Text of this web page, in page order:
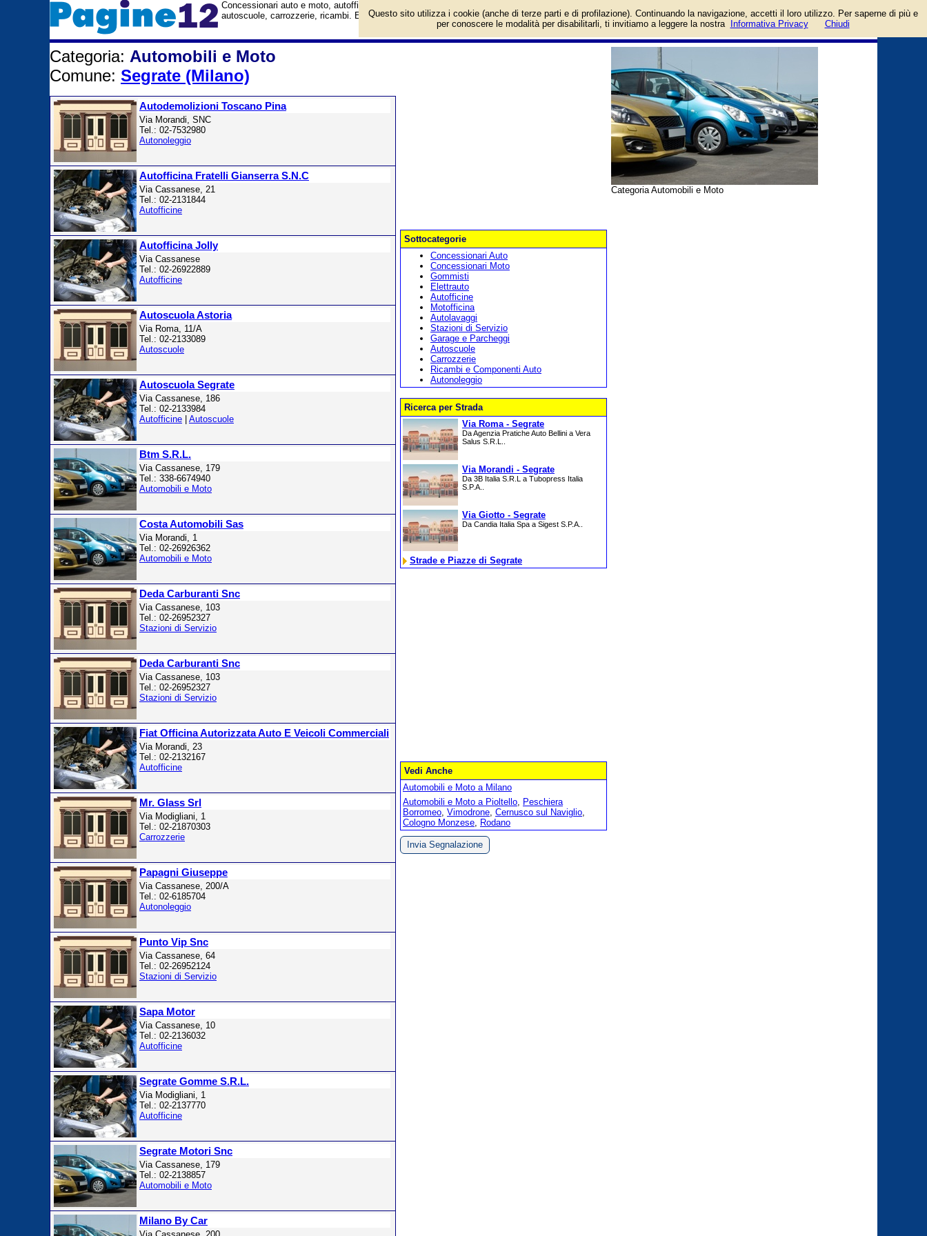
guida
Concessionari auto e moto, autofficine, gommisti, elettrauto, autolavaggi, stazioni di servizio, garage e parcheggi,
autoscuole, carrozzerie, ricambi. Elenco per il Comune di Segrate (Milano).
Categoria: Automobili e Moto
Comune: Segrate (Milano)
Autodemolizioni Toscano Pina
Via Morandi, SNC
Tel.: 02-7532980
Autonoleggio
Autofficina Fratelli Gianserra S.N.C
Via Cassanese, 21
Tel.: 02-2131844
Autofficine
Autofficina Jolly
Via Cassanese
Tel.: 02-26922889
Autofficine
Autoscuola Astoria
Via Roma, 11/A
Tel.: 02-2133089
Autoscuole
Autoscuola Segrate
Via Cassanese, 186
Tel.: 02-2133984
Autofficine
Autoscuole
Btm S.R.L.
Via Cassanese, 179
Tel.: 338-6674940
Automobili e Moto
Costa Automobili Sas
Via Morandi, 1
Tel.: 02-26926362
Automobili e Moto
Deda Carburanti Snc
Via Cassanese, 103
Tel.: 02-26952327
Stazioni di Servizio
Deda Carburanti Snc
Via Cassanese, 103
Tel.: 02-26952327
Stazioni di Servizio
Fiat Officina Autorizzata Auto E Veicoli Commerciali
Via Morandi, 23
Tel.: 02-2132167
Autofficine
Mr. Glass Srl
Via Modigliani, 1
Tel.: 02-21870303
Carrozzerie
Papagni Giuseppe
Via Cassanese, 200/A
Tel.: 02-6185704
Autonoleggio
Punto Vip Snc
Via Cassanese, 64
Tel.: 02-26952124
Stazioni di Servizio
Sapa Motor
Via Cassanese, 10
Tel.: 02-2136032
Autofficine
Segrate Gomme S.R.L.
Via Modigliani, 1
Tel.: 02-2137770
Autofficine
Segrate Motori Snc
Via Cassanese, 179
Tel.: 02-2138857
Automobili e Moto
Milano By Car
Sottocategorie
Concessionari Auto
Concessionari Moto
Gommisti
Elettrauto
Autofficine
Motofficina
Autolavaggi
Stazioni di Servizio
Garage e Parcheggi
Autoscuole
Carrozzerie
Ricambi e Componenti Auto
Autonoleggio
Ricerca per Strada
Via Roma - Segrate
Da Agenzia Pratiche Auto Bellini a Vera
Salus S.R.L..
Via Morandi - Segrate
Da 3B Italia S.R.L a Tubopress Italia
S.P.A..
Via Giotto - Segrate
Da Candia Italia Spa a Sigest S.P.A..
Strade e Piazze di Segrate
Vedi Anche
Automobili e Moto a Milano
Automobili e Moto a Pioltello, Peschiera
Borromeo, Vimodrone, Cernusco sul Naviglio,
Cologno Monzese, Rodano
Invia Segnalazione
Categoria Automobili e Moto
Questo sito utilizza i cookie (anche di terze parti e di profilazione). Continuando la navigazione, accetti il loro utilizzo. Per saperne di più e
per conoscere le modalità per disabilitarli, ti invitiamo a leggere la nostra
Informativa Privacy Chiudi